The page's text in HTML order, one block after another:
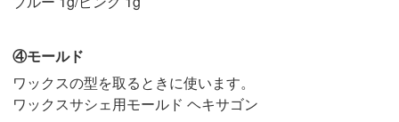
④モールド
ワックスの型を取るときに使います。
ワックスサシェ用モールド ヘキサゴン